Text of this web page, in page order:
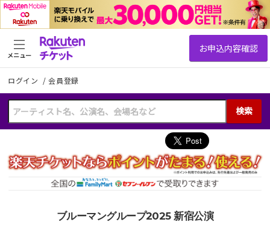
ログイン /会員登録
検索
メニュー
ブルーマングループ2025 新宿公演